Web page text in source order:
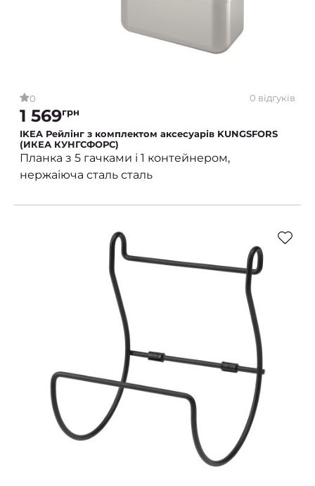
0 0 відгуків
1 569грн
IKEA Рейлінг з комплектом аксесуарів KUNGSFORS
(ИКЕА КУНГСФОРС)
Планка з 5 гачками і 1 контейнером,
нержаіюча сталь сталь